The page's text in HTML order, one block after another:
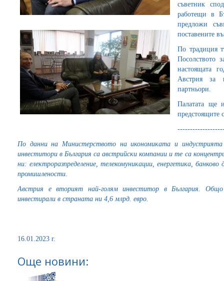
съветник
работещи в
предложи
поставените
По традиция
Посолството
настоящата
Австрия за
партньори.
Палатата ще
предстоящите
По данни на Министерството на икономиката и
инвеститори в България са австрийски компании и те са
ни: електроразпределение, телекомуникации, енергетика,
промишлености.
Австрия е вторият най-голям инвеститор в България.
инвестирали в страната ни 4,6 млрд. евро.
16.01.2023 г.
Още новини: